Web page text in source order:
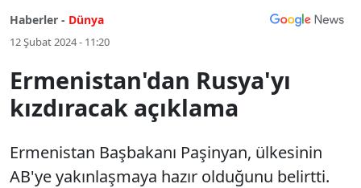
Haberler - Dünya
12 Şubat 2024 - 11:20
Ermenistan'dan Rusya'yı
kızdıracak açıklama
Ermenistan Başbakanı Paşinyan, ülkesinin
AB'ye yakınlaşmaya hazır olduğunu belirtti.